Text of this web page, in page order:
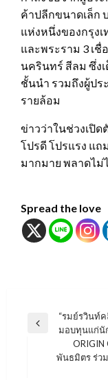
ค้าปลีกขนาดเล็ก
แห่งหนึ่งของกรุง
และพระราม 3 เ
นครินทร์ สีลม ซึ่ง
ชั้นนำ รวมถึงผู้ปร
รายล้อม
ข่าวว่าในช่วงเปิด
โปรดี โปรแรง แ
มากมาย พลาดไม่
Spread the love
แนะแนว
Previous
“รมย์รวินท์
มอบทุนแก่นั
Next
ORIGIN
พันธมิตร ร่ว